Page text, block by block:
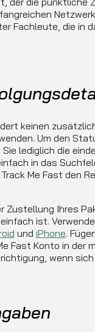
Fachleute, die in
keinen
Um den
lediglich die
in das
Me Fast den
Zustellung Ihres
ist.
und iPhone.
Fast Konto in der
wenn